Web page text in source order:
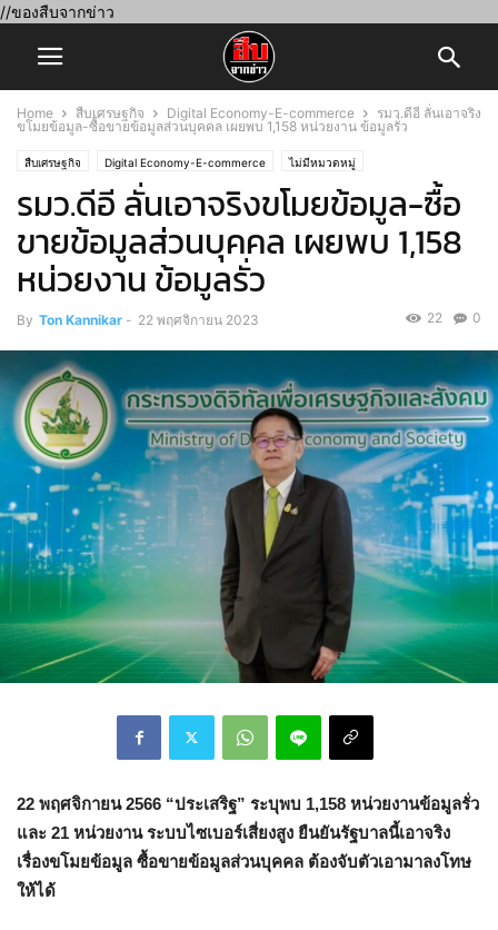
//ของสืบจากข่าว
Home สืบเศรษฐกิจ Digital Economy-E-commerce
รมว.ดีอี ลั่นเอาจริง
ขโมยข้อมูล-ซื้อขายข้อมูลส่วนบุคคล เผยพบ 1,158 หน่วยงาน ข้อมูลรั่ว
สืบเศรษฐกิจ Digital Economy-E-commerce ไม่มีหมวดหมู่
รมว.ดีอี ลั่นเอาจริงขโมยข้อมูล-ซื้อ
ขายข้อมูลส่วนบุคคล เผยพบ 1,158
หน่วยงาน ข้อมูลรั่ว
By Ton Kannikar - 22 พฤศจิกายน 2023 0
22
22 พฤศจิกายน 2566 “ประเสริฐ” ระบุพบ 1,158 หน่วยงานข้อมูลรั่ว
และ 21 หน่วยงาน ระบบไซเบอร์เสี่ยงสูง ยืนยันรัฐบาลนี้เอาจริง
เรื่องขโมยข้อมูล ซื้อขายข้อมูลส่วนบุคคล ต้องจับตัวเอามาลงโทษ
ให้ได้